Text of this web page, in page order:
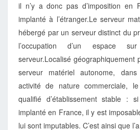
il n’y a donc pas d’imposition en
implanté à l’étranger.Le serveur
hébergé par un serveur distinct du
l’occupation d’un espace
serveur.Localisé géographiquement
serveur matériel autonome,
activité de nature commerciale,
qualifié d’établissement stable :
implanté en France, il y est
lui sont imputables. C’est ainsi que